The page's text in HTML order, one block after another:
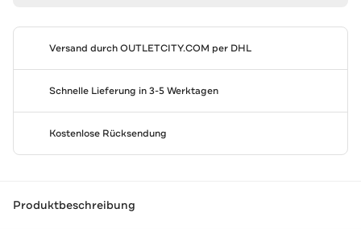
Versand durchOUTLETCITY.COM per DHL
Schnelle Lieferung in 3-5 Werktagen
Kostenlose Rücksendung
Produktbeschreibung